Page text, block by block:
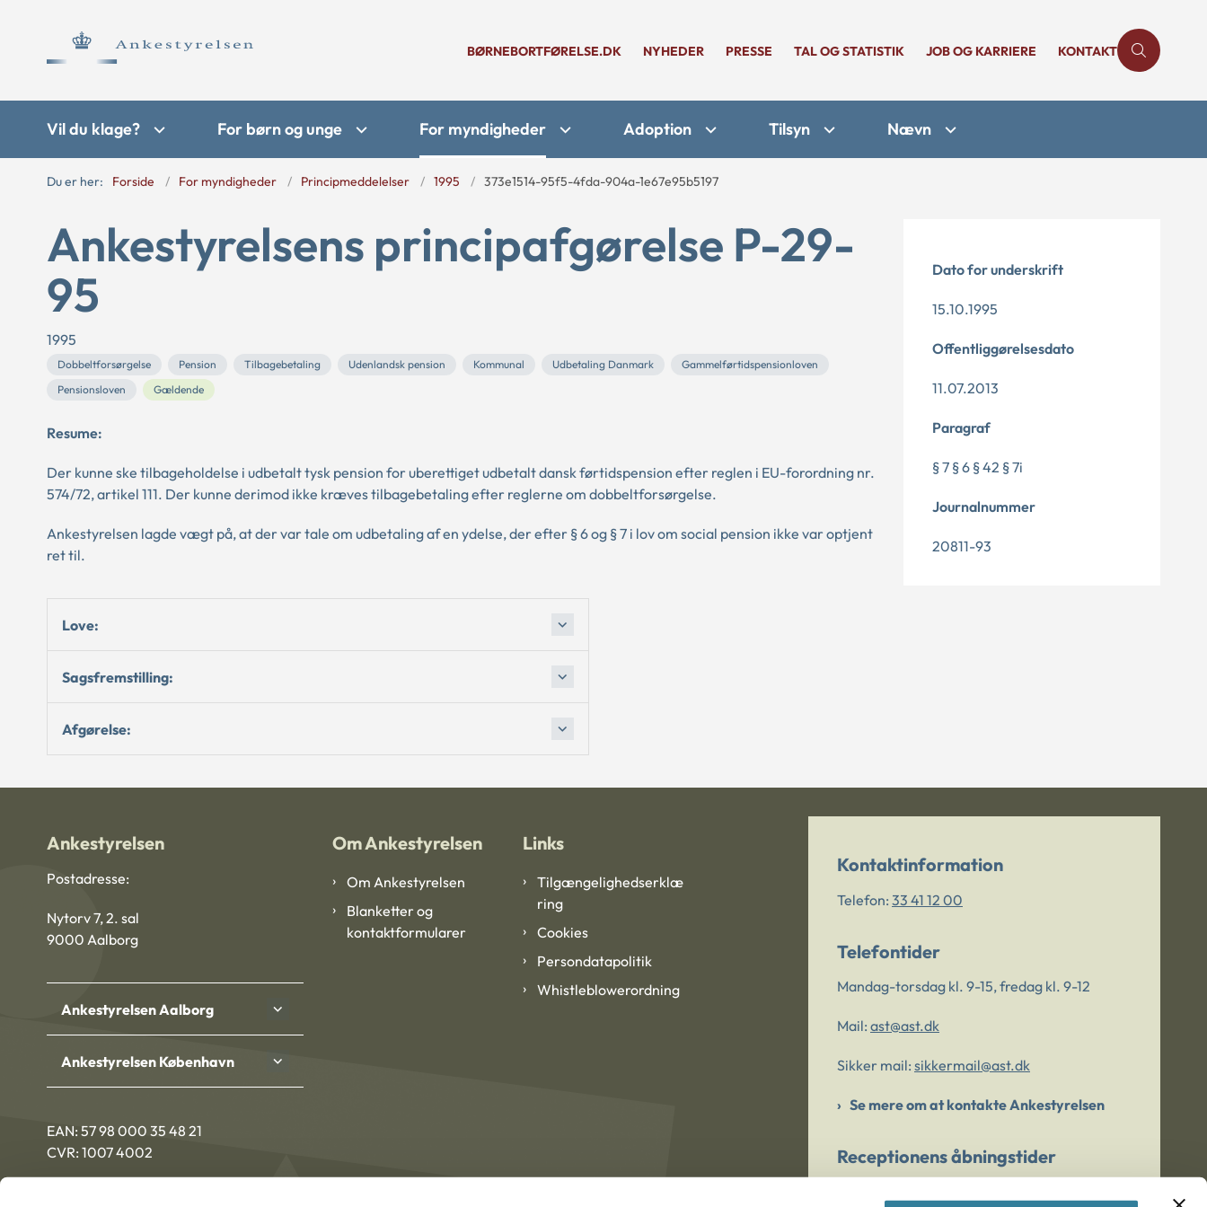
BØRNEBORTFØRELSE.DK NYHEDER PRESSE TAL OG STATISTIK JOB OG KARRIERE KONTAKT
Vil du klage? For børn og unge For myndigheder Adoption Tilsyn Nævn
Du er her: Forside For myndigheder Principmeddelelser 1995 373e1514-95f5-4fda-904a-1e67e95b5197
Ankestyrelsens principafgørelse P-29-
95
1995
Dobbeltforsørgelse Pension Tilbagebetaling Udenlandsk pension Kommunal Udbetaling Danmark
Gammelførtidspensionloven
Pensionsloven
Gældende
Resume:
Der kunne ske tilbageholdelse i udbetalt tysk pension for uberettiget udbetalt dansk førtidspension efter reglen i EU-forordning nr.
574/72, artikel 111. Der kunne derimod ikke kræves tilbagebetaling efter reglerne om dobbeltforsørgelse.
Ankestyrelsen lagde vægt på, at der var tale om udbetaling af en ydelse, der efter § 6 og § 7 i lov om social pension ikke var optjent
ret til.
Love:
Sagsfremstilling:
Afgørelse:
Dato for underskrift
15.10.1995
Offentliggørelsesdato
11.07.2013
Paragraf
§ 7 § 6 § 42 § 7i
Journalnummer
20811-93
Ankestyrelsen
Postadresse:
Nytorv 7, 2. sal
9000 Aalborg
Ankestyrelsen Aalborg
Ankestyrelsen København
EAN: 57 98 000 35 48 21
CVR: 1007 4002
Om Ankestyrelsen
Om Ankestyrelsen
Blanketter og
kontaktformularer
Links
Tilgængelighedserklæ
ring
Cookies
Persondatapolitik
Whistleblowerordning
Kontaktinformation
Telefon: 33 41 12 00
Telefontider
Mandag-torsdag kl. 9-15, fredag kl. 9-12
Mail: ast@ast.dk
Sikker mail: sikkermail@ast.dk
Se mere om at kontakte Ankestyrelsen
Receptionens åbningstider